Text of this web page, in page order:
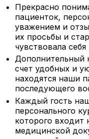
Прекрасно
пациенток,
уважением и
их просьбы и
чувствовала
Дополнительный
счет удобных и
находятся наши
последующего
Каждый гость
персонального
которого входит
медицинской